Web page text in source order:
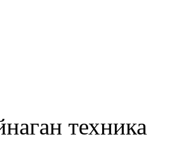
техника